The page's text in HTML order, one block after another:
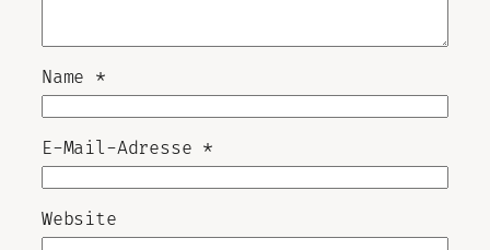
Name *
E-Mail-Adresse *
Website